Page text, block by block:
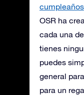
cumpleaños
OSR ha
cada una
tienes
puedes
general
para un